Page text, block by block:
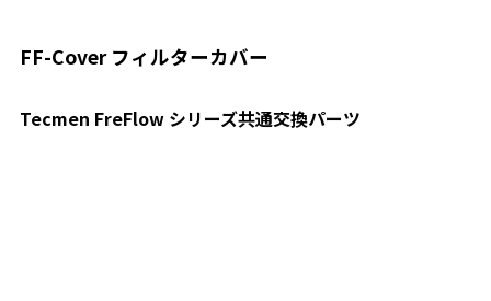
FF-Cover フィルターカバー
Tecmen FreFlow シリーズ共通交換パーツ